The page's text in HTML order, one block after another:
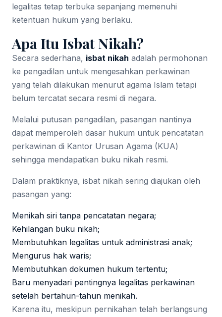
legalitas tetap terbuka sepanjang memenuhi
ketentuan hukum yang berlaku.
Apa Itu Isbat Nikah?
Secara sederhana, isbat nikah adalah permohonan
ke pengadilan untuk mengesahkan perkawinan
yang telah dilakukan menurut agama Islam tetapi
belum tercatat secara resmi di negara.
Melalui putusan pengadilan, pasangan nantinya
dapat memperoleh dasar hukum untuk pencatatan
perkawinan di Kantor Urusan Agama (KUA)
sehingga mendapatkan buku nikah resmi.
Dalam praktiknya, isbat nikah sering diajukan oleh
pasangan yang:
Menikah siri tanpa pencatatan negara;
Kehilangan buku nikah;
Membutuhkan legalitas untuk administrasi anak;
Mengurus hak waris;
Membutuhkan dokumen hukum tertentu;
Baru menyadari pentingnya legalitas perkawinan
setelah bertahun-tahun menikah.
Karena itu, meskipun pernikahan telah berlangsung